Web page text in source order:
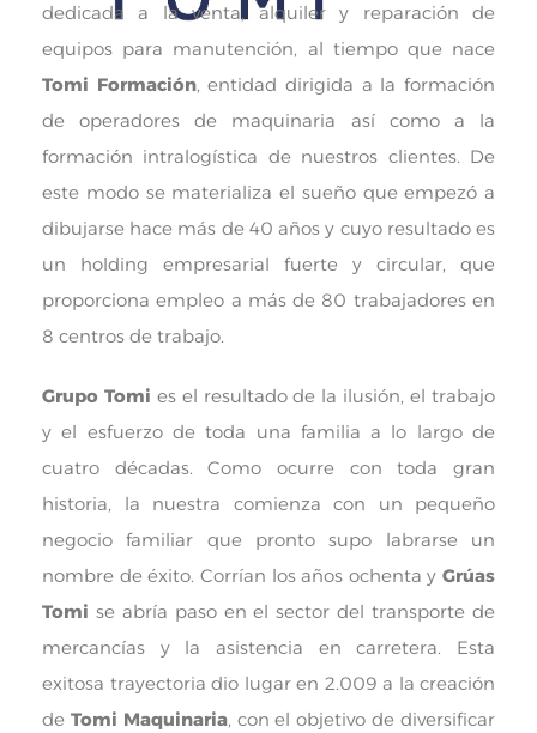
dedicada a la venta, alquiler y reparación de
equipos para manutención, al tiempo que nace
Tomi Formación, entidad dirigida a la formación
de operadores de maquinaria así como a la
formación intralogística de nuestros clientes. De
este modo se materializa el sueño que empezó a
dibujarse hace más de 40 años y cuyo resultado es
un holding empresarial fuerte y circular, que
proporciona empleo a más de 80 trabajadores en
8 centros de trabajo.
Grupo Tomi es el resultado de la ilusión, el trabajo
y el esfuerzo de toda una familia a lo largo de
cuatro décadas. Como ocurre con toda gran
historia, la nuestra comienza con un pequeño
negocio familiar que pronto supo labrarse un
nombre de éxito. Corrían los años ochenta y Grúas
Tomi se abría paso en el sector del transporte de
mercancías y la asistencia en carretera. Esta
exitosa trayectoria dio lugar en 2.009 a la creación
de Tomi Maquinaria, con el objetivo de diversificar